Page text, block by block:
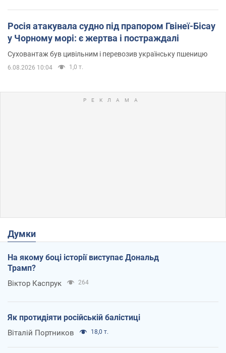
Росія атакувала судно під прапором Гвінеї-Бісау
у Чорному морі: є жертва і постраждалі
Суховантаж був цивільним і перевозив українську пшеницю
6.08.2026 10:04 1,0 т.
Думки
На якому боці історії виступає Дональд
Трамп?
Віктор Каспрук 264
Як протидіяти російській балістиці
Віталій Портников 18,0 т.